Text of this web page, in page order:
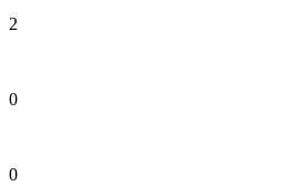
2
0
0